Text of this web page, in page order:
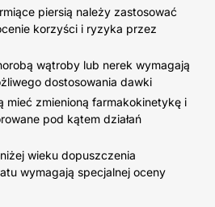
piersią należy zastosować
korzyści i ryzyka przez
wątroby lub nerek wymagają
dostosowania dawki
mieć zmienioną farmakokinetykę i
pod kątem działań
wieku dopuszczenia
wymagają specjalnej oceny